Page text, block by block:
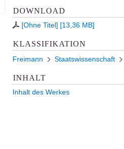
DOWNLOAD
[Ohne Titel] [13,36 MB]
KLASSIFIKATION
Freimann Staatswissenschaft
INHALT
Inhalt des Werkes